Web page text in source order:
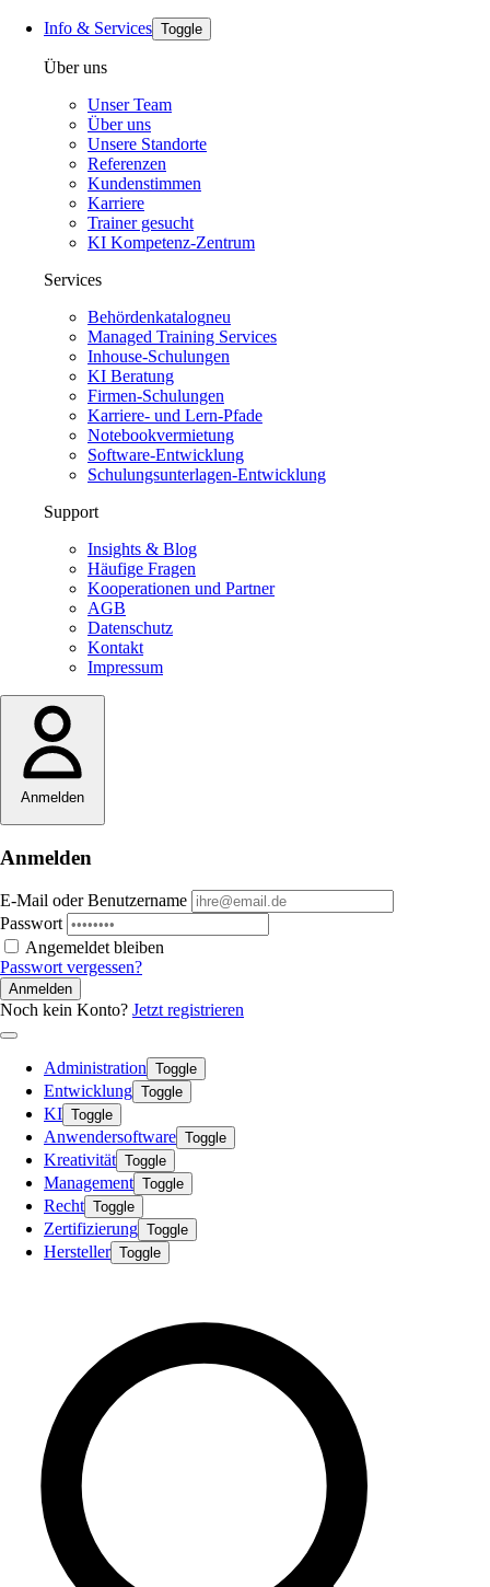
Info & Services Toggle
Über uns
Unser Team
Über uns
Unsere Standorte
Referenzen
Kundenstimmen
Karriere
Trainer gesucht
KI Kompetenz-Zentrum
Services
Behördenkatalogneu
Managed Training Services
Inhouse-Schulungen
KI Beratung
Firmen-Schulungen
Karriere- und Lern-Pfade
Notebookvermietung
Software-Entwicklung
Schulungsunterlagen-Entwicklung
Support
Insights & Blog
Häufige Fragen
Kooperationen und Partner
AGB
Datenschutz
Kontakt
Impressum
Anmelden
Anmelden
E-Mail oder Benutzername
Passwort
Angemeldet bleiben
Passwort vergessen?
Anmelden
Noch kein Konto? Jetzt registrieren
Administration Toggle
Entwicklung Toggle
KI Toggle
Anwendersoftware Toggle
Kreativität Toggle
Management Toggle
Recht Toggle
Zertifizierung Toggle
Hersteller Toggle